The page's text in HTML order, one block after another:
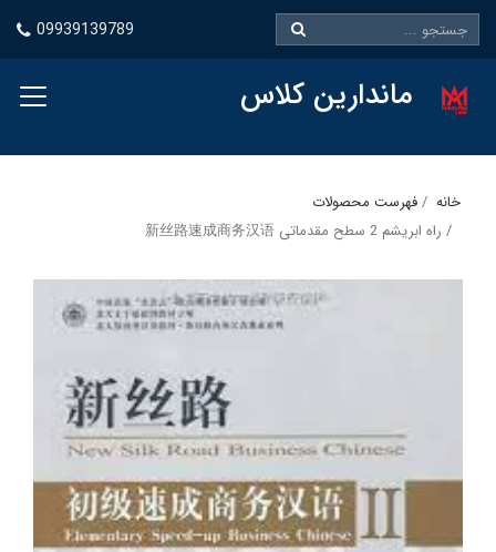
09939139789
ماندارین کلاس
خانه
فهرست محصولات
راه ابریشم 2 سطح مقدماتی 新丝路速成商务汉语